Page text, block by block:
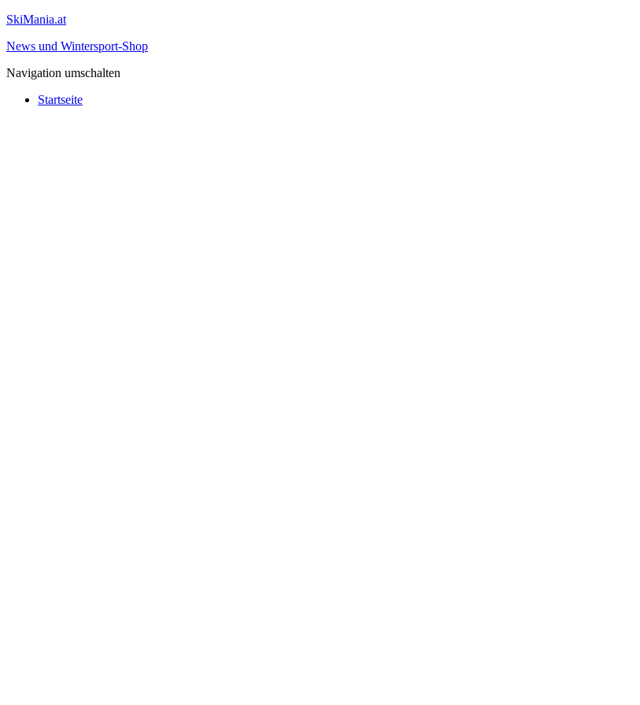
SkiMania.at
News und Wintersport-Shop
Navigation umschalten
Startseite